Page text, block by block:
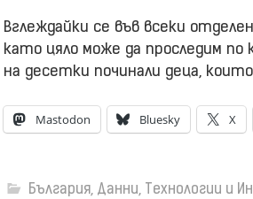
Вглеждайки се във всеки
като цяло може да проследим
на десетки починали деца,
Mastodon Bluesky X
България, Данни, Технологии и